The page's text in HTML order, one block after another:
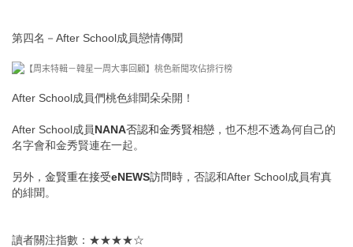
第四名－After School成員戀情傳聞
After School成員們桃色緋聞朵朵開！
After School成員NANA否認和金秀賢相戀 ，也不想不透為何自己的
名字會和金秀賢連在一起。
另外， 金賢重在接受eNEWS訪問時 ，否認和After School成員宥真
的緋聞。
讀者關注指數：★★★★☆